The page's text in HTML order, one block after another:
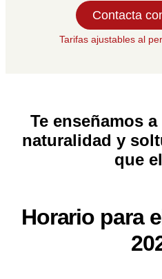
Contacta
Tarifas ajustables al
Te enseñamos
naturalidad y
que
Horario para